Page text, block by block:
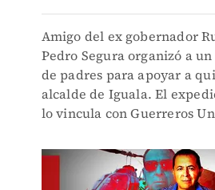
Amigo del ex gobernador
Pedro Segura organizó a
de padres para apoyar a
alcalde de Iguala. El
lo vincula con Guerreros